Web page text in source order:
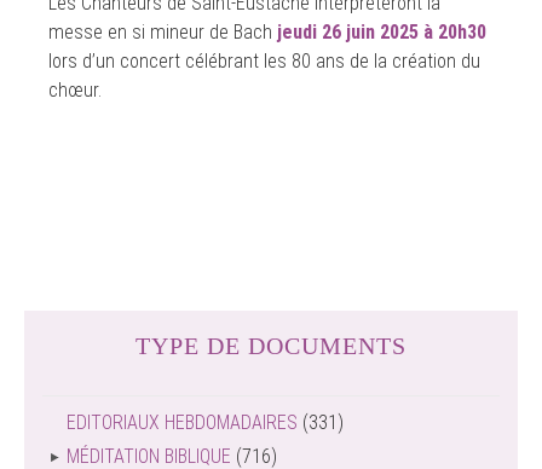
messe en si mineur de Bach jeudi 26 juin 2025 à 20h30
lors d’un concert célébrant les 80 ans de la création du
chœur.
TYPE DE DOCUMENTS
EDITORIAUX HEBDOMADAIRES (331)
MÉDITATION BIBLIQUE (716)